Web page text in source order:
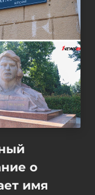
о
имя